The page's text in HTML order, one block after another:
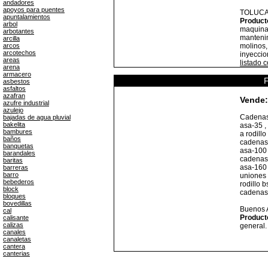
andadores
apoyos para puentes
apuntalamientos
arbol
arbotantes
arcilla
arcos
arcotechos
areas
arena
armacero
asbestos
asfaltos
azafran
azufre industrial
azulejo
bajadas de agua pluvial
bakelita
bambures
baños
banquetas
barandales
baritas
barreras
barro
bebederos
block
bloques
bovedillas
cal
calisante
calizas
canales
canaletas
cantera
canterias
listado
Vende:
asa-35
a rodillo
asa-
asa-
uniones
rodillo
Buenos
general.